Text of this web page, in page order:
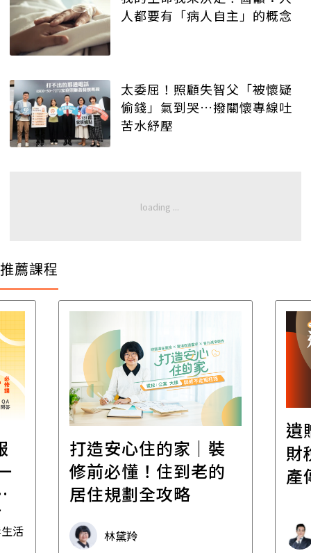
人都要有「病人自主」的概念
太委屈！照顧失智父「被懷疑
偷錢」氣到哭…撥關懷專線吐
苦水紓壓
推薦課程
活
打造安心住的家｜裝
修前必懂！住到老的
居住規劃全攻略
林黛羚
遺
財
產